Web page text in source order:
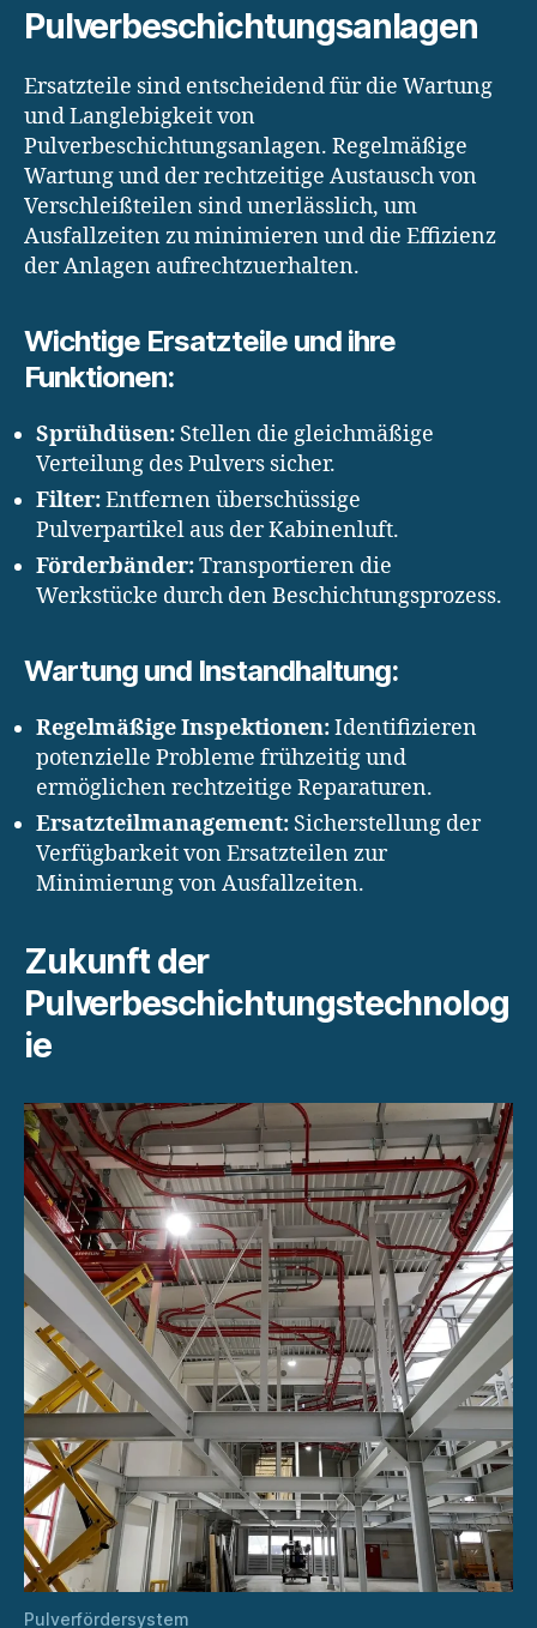
Pulverbeschichtungsanlagen
Ersatzteile sind entscheidend für die Wartung
und Langlebigkeit von
Pulverbeschichtungsanlagen. Regelmäßige
Wartung und der rechtzeitige Austausch von
Verschleißteilen sind unerlässlich, um
Ausfallzeiten zu minimieren und die Effizienz
der Anlagen aufrechtzuerhalten.
Wichtige Ersatzteile und ihre
Funktionen:
Sprühdüsen: Stellen die gleichmäßige
Verteilung des Pulvers sicher.
Filter:Entfernen überschüssige
Pulverpartikel aus der Kabinenluft.
Förderbänder:Transportieren die
Werkstücke durch den Beschichtungsprozess.
Wartung und Instandhaltung:
Regelmäßige Inspektionen:Identifizieren
potenzielle Probleme frühzeitig und
ermöglichen rechtzeitige Reparaturen.
Ersatzteilmanagement: Sicherstellung der
Verfügbarkeit von Ersatzteilen zur
Minimierung von Ausfallzeiten.
Zukunft der
Pulverbeschichtungstechnolog
ie
Pulverfördersystem